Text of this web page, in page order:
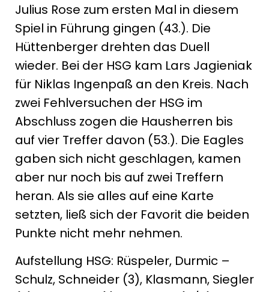
Julius Rose zum ersten Mal in diesem
Spiel in Führung gingen (43.). Die
Hüttenberger drehten das Duell
wieder. Bei der HSG kam Lars Jagieniak
für Niklas Ingenpaß an den Kreis. Nach
zwei Fehlversuchen der HSG im
Abschluss zogen die Hausherren bis
auf vier Treffer davon (53.). Die Eagles
gaben sich nicht geschlagen, kamen
aber nur noch bis auf zwei Treffern
heran. Als sie alles auf eine Karte
setzten, ließ sich der Favorit die beiden
Punkte nicht mehr nehmen.
Aufstellung HSG: Rüspeler, Durmic –
Schulz, Schneider (3), Klasmann, Siegler